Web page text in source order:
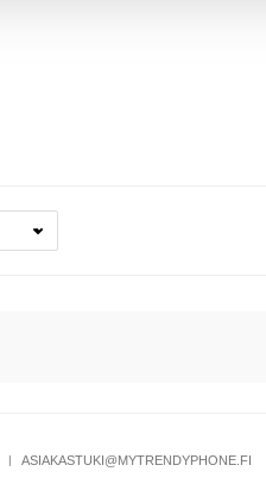
| ASIAKASTUKI@MYTRENDYPHONE.FI